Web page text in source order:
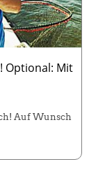
Optional: Mit
Auf Wunsch
auf einer Insel